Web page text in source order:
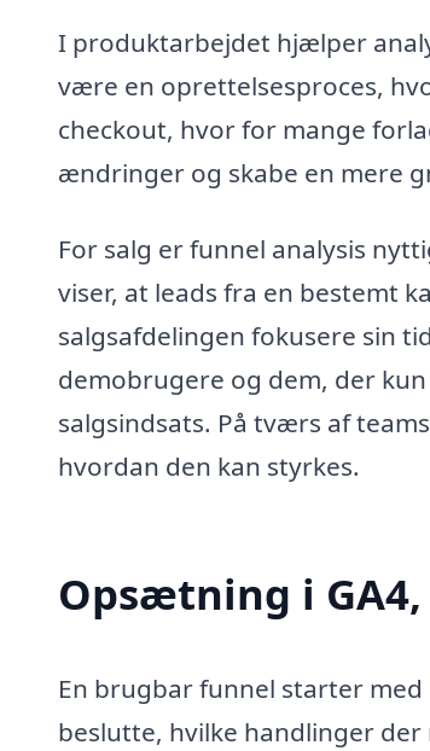
I produktarbejdet hjælper
være en oprettelsesproces,
checkout, hvor for mange
ændringer og skabe en mere
For salg er funnel analysis
viser, at leads fra en bestemt
salgsafdelingen fokusere sin
demobrugere og dem, der
salgsindsats. På tværs af
hvordan den kan styrkes.
Opsætning i
En brugbar funnel starter
beslutte, hvilke handlinger